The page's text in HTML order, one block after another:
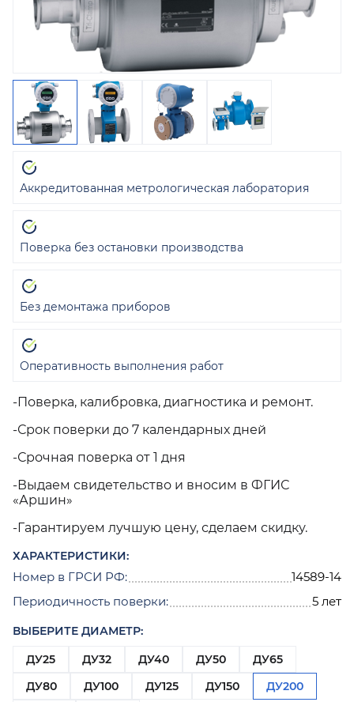
-Поверка, калибровка, диагностика и ремонт.
-Срок поверки до 7 календарных дней
-Срочная поверка от 1 дня
-Выдаем свидетельство и вносим в ФГИС
«Аршин»
-Гарантируем лучшую цену, сделаем скидку.
ХАРАКТЕРИСТИКИ:
Номер в ГРСИ РФ:
14589-14
Периодичность поверки:
5 лет
ВЫБЕРИТЕ ДИАМЕТР:
ДУ25
ДУ32 ДУ40 ДУ50
ДУ65
ДУ80
ДУ100 ДУ125 ДУ150
ДУ200
Аккредитованная метрологическая лаборатория
Поверка без остановки производства
Без демонтажа приборов
Оперативность выполнения работ